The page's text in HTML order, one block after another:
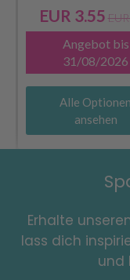
EUR 3.55
Angebot bis
31/08/2026
Alle Optionen
ansehen
Erhalte
lass dich
und